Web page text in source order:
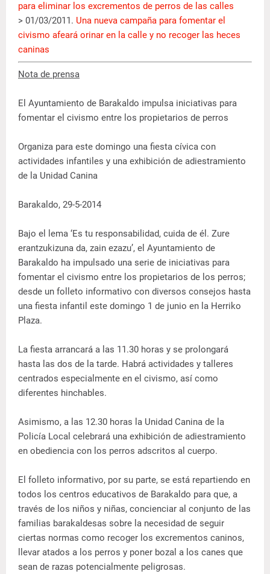
para eliminar los excrementos de perros de las calles
> 01/03/2011. Una nueva campaña para fomentar el
civismo afeará orinar en la calle y no recoger las heces
caninas
Nota de prensa
El Ayuntamiento de Barakaldo impulsa iniciativas para
fomentar el civismo entre los propietarios de perros
Organiza para este domingo una fiesta cívica con
actividades infantiles y una exhibición de adiestramiento
de la Unidad Canina
Barakaldo, 29-5-2014
Bajo el lema ‘Es tu responsabilidad, cuida de él. Zure
erantzukizuna da, zain ezazu’, el Ayuntamiento de
Barakaldo ha impulsado una serie de iniciativas para
fomentar el civismo entre los propietarios de los perros;
desde un folleto informativo con diversos consejos hasta
una fiesta infantil este domingo 1 de junio en la Herriko
Plaza.
La fiesta arrancará a las 11.30 horas y se prolongará
hasta las dos de la tarde. Habrá actividades y talleres
centrados especialmente en el civismo, así como
diferentes hinchables.
Asimismo, a las 12.30 horas la Unidad Canina de la
Policía Local celebrará una exhibición de adiestramiento
en obediencia con los perros adscritos al cuerpo.
El folleto informativo, por su parte, se está repartiendo en
todos los centros educativos de Barakaldo para que, a
través de los niños y niñas, concienciar al conjunto de las
familias barakaldesas sobre la necesidad de seguir
ciertas normas como recoger los excrementos caninos,
llevar atados a los perros y poner bozal a los canes que
sean de razas potencialmente peligrosas.